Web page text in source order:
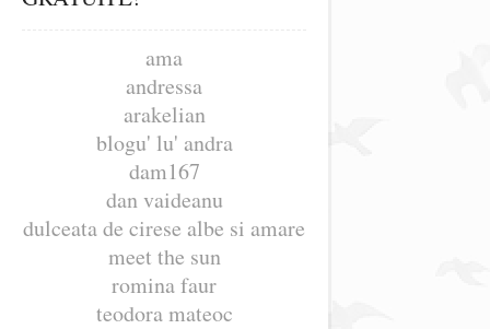
ama
andressa
arakelian
blogu' lu' andra
dam167
dan vaideanu
dulceata de cirese albe si amare
meet the sun
romina faur
teodora mateoc